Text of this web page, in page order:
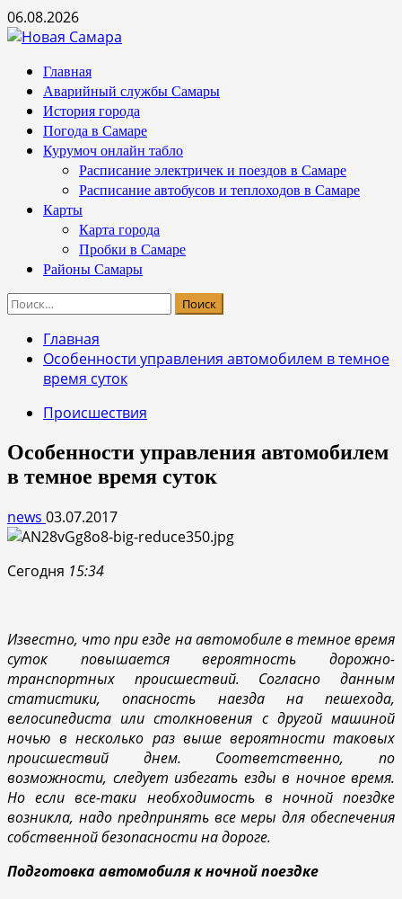
Перейти
к
06.08.2026
Основное
меню
Главная
Аварийный службы Самары
История города
Погода в Самаре
Курумоч онлайн табло
Расписание электричек и поездов в Самаре
Расписание автобусов и теплоходов в Самаре
Карты
Карта города
Пробки в Самаре
Районы Самары
Найти:
Главная
Особенности управления автомобилем в темное
время суток
Происшествия
Особенности управления автомобилем
в темное время суток
news 03.07.2017
Сегодня 15:34
Известно, что при езде на автомобиле в темное время
суток повышается вероятность дорожно-
транспортных происшествий. Согласно данным
статистики, опасность наезда на пешехода,
велосипедиста или столкновения с другой машиной
ночью в несколько раз выше вероятности таковых
происшествий днем. Соответственно, по
возможности, следует избегать езды в ночное время.
Но если все-таки необходимость в ночной поездке
возникла, надо предпринять все меры для обеспечения
собственной безопасности на дороге.
Подготовка автомобиля к ночной поездке